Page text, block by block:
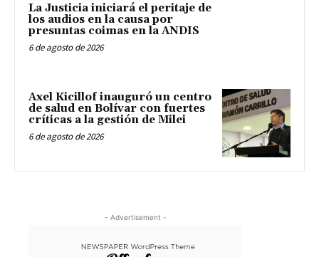
La Justicia iniciará el peritaje de
los audios en la causa por
presuntas coimas en la ANDIS
6 de agosto de 2026
Axel Kicillof inauguró un centro
de salud en Bolívar con fuertes
críticas a la gestión de Milei
6 de agosto de 2026
- Advertisement -